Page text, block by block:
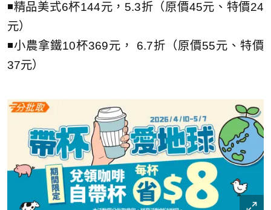
◾精品美式6杯144元，5.3折（原價45元、特價24
元）
◾小農拿鐵10杯369元， 6.7折（原價55元、特價
37元）